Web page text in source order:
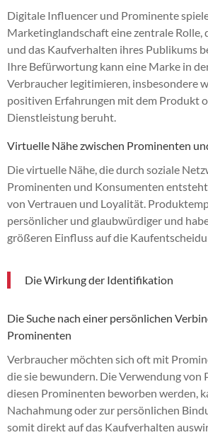
Digitale Influencer und Prominente
Marketinglandschaft eine zentrale Rolle,
und das Kaufverhalten ihres Publikums
Ihre Befürwortung kann eine Marke in
Verbraucher legitimieren, insbesondere
positiven Erfahrungen mit dem Produkt
Dienstleistung beruht.
Virtuelle Nähe zwischen Prominenten
Die virtuelle Nähe, die durch soziale
Prominenten und Konsumenten
von Vertrauen und Loyalität.
persönlicher und glaubwürdiger und
größeren Einfluss auf die
Die Wirkung der Identifikation
Die Suche nach einer persönlichen
Prominenten
Verbraucher möchten sich oft mit
die sie bewundern. Die Verwendung von
diesen Prominenten beworben werden,
Nachahmung oder zur persönlichen
somit direkt auf das Kaufverhalten